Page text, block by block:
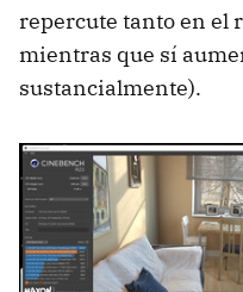
repercute tanto en el
mientras que sí
sustancialmente).